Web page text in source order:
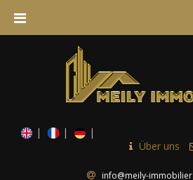
Über uns
info@meily-